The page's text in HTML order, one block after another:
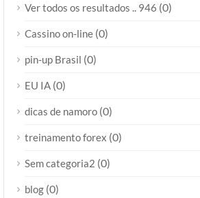
Ver todos os resultados .. 946 (0)
Cassino on-line (0)
pin-up Brasil (0)
EU IA (0)
dicas de namoro (0)
treinamento forex (0)
Sem categoria2 (0)
blog (0)